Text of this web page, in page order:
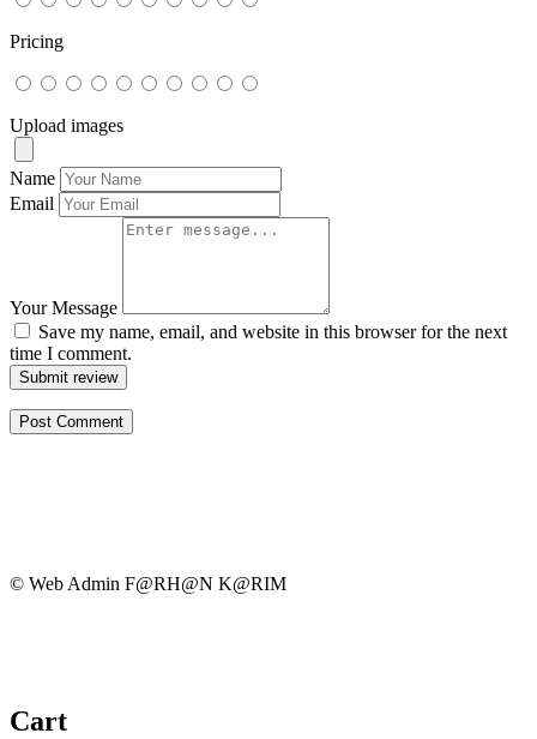
Pricing
Upload images
Name
Email
Your Message
Save my name, email, and website in this browser for the next
time I comment.
Submit review
© Web Admin F@RH@N K@RIM
Cart